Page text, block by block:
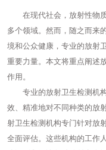
在现代社会，放射性物
多个领域。然而，随之而来
境和公众健康，专业的放射
重要力量。本文将重点阐述
作用。
专业的放射卫生检测机
效、精准地对不同种类的放
射卫生检测机构专门针对放
全面评估。这些机构的工作